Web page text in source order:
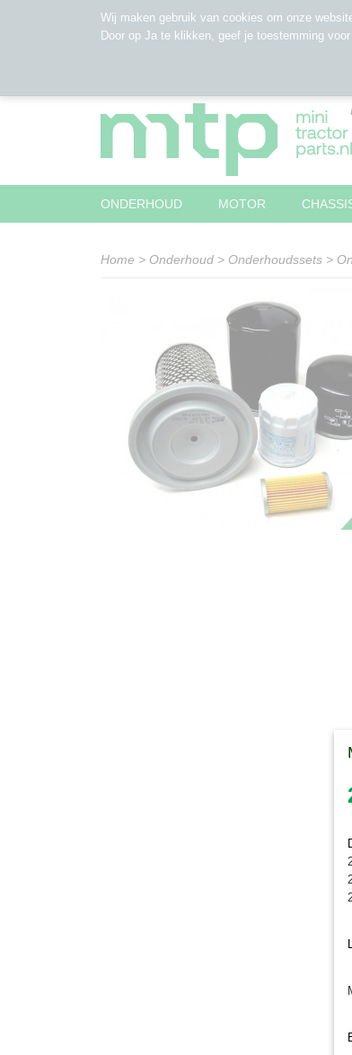
ONDERHOUD MOTOR
Home > Onderhoud > Onderhoudssets >
Wij maken gebruik van cookies om onze
Door op Ja te klikken, geef je toestemming